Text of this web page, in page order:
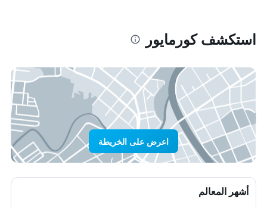
استكشف كورمايور
اعرض على الخريطة
أشهر المعالم